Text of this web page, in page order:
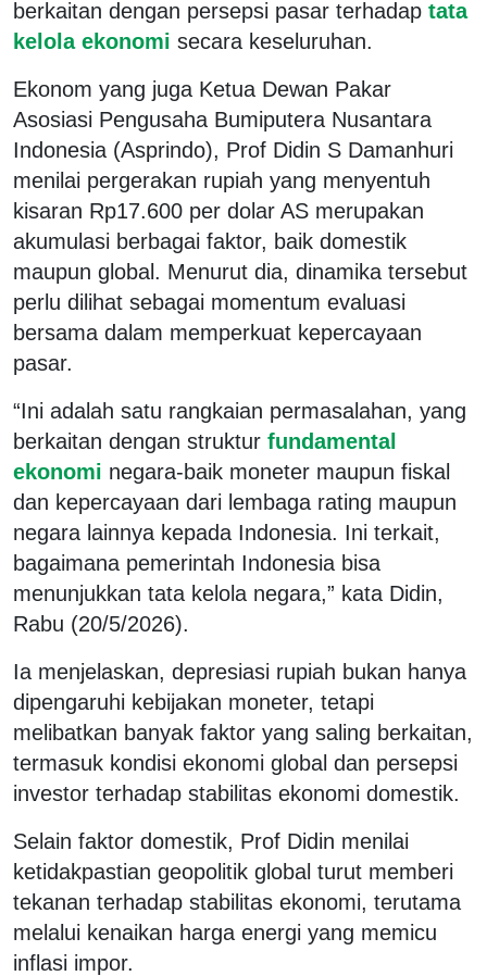
berkaitan dengan persepsi pasar terhadap tata
kelola ekonomi secara keseluruhan.
Ekonom yang juga Ketua Dewan Pakar
Asosiasi Pengusaha Bumiputera Nusantara
Indonesia (Asprindo), Prof Didin S Damanhuri
menilai pergerakan rupiah yang menyentuh
kisaran Rp17.600 per dolar AS merupakan
akumulasi berbagai faktor, baik domestik
maupun global. Menurut dia, dinamika tersebut
perlu dilihat sebagai momentum evaluasi
bersama dalam memperkuat kepercayaan
pasar.
“Ini adalah satu rangkaian permasalahan, yang
berkaitan dengan struktur fundamental
ekonomi negara-baik moneter maupun fiskal
dan kepercayaan dari lembaga rating maupun
negara lainnya kepada Indonesia. Ini terkait,
bagaimana pemerintah Indonesia bisa
menunjukkan tata kelola negara,” kata Didin,
Rabu (20/5/2026).
Ia menjelaskan, depresiasi rupiah bukan hanya
dipengaruhi kebijakan moneter, tetapi
melibatkan banyak faktor yang saling berkaitan,
termasuk kondisi ekonomi global dan persepsi
investor terhadap stabilitas ekonomi domestik.
Selain faktor domestik, Prof Didin menilai
ketidakpastian geopolitik global turut memberi
tekanan terhadap stabilitas ekonomi, terutama
melalui kenaikan harga energi yang memicu
inflasi impor.